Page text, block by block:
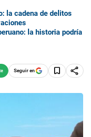
la cadena de delitos
la historia podría
Seguir en